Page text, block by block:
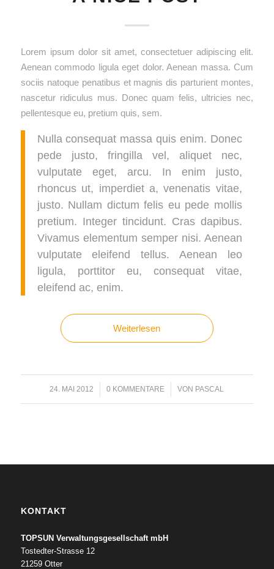
Lorem ipsum dolor sit amet, consectetuer adipiscing elit.
Aenean commodo ligula eget dolor. Aenean massa. Cum
sociis natoque penatibus et magnis dis parturient montes,
nascetur ridiculus mus. Donec quam felis, ultricies nec,
pellentesque eu, pretium quis, sem.
Nulla consequat massa quis enim. Donec
pede justo, fringilla vel, aliquet nec,
vulputate eget, arcu. In enim justo,
rhoncus ut, imperdiet a, venenatis vitae,
justo. Nullam dictum felis eu pede mollis
pretium. Integer tincidunt. Cras dapibus.
Vivamus elementum semper nisi. Aenean
vulputate eleifend tellus. Aenean leo
ligula, porttitor eu, consequat vitae,
eleifend ac, enim.
Weiterlesen
24. MAI 2012
/ 0 KOMMENTARE
/ VON PASCAL
KONTAKT
TOPSUN Verwaltungsgesellschaft mbH
Tostedter-Strasse 12
21259 Otter